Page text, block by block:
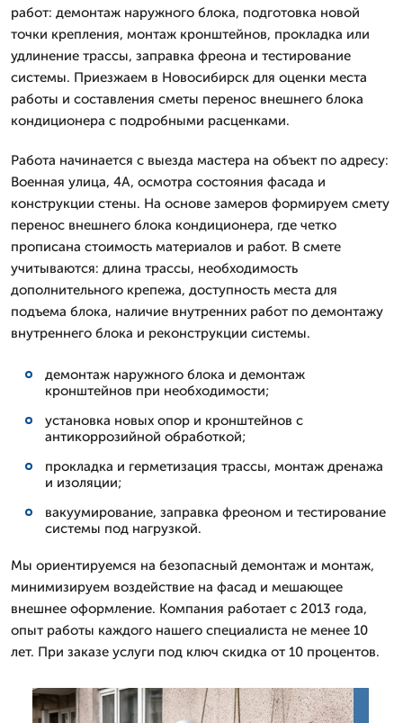
работ: демонтаж наружного блока, подготовка новой
точки крепления, монтаж кронштейнов, прокладка или
удлинение трассы, заправка фреона и тестирование
системы. Приезжаем в Новосибирск для оценки места
работы и составления сметы перенос внешнего блока
кондиционера с подробными расценками.
Работа начинается с выезда мастера на объект по адресу:
Военная улица, 4А, осмотра состояния фасада и
конструкции стены. На основе замеров формируем смету
перенос внешнего блока кондиционера, где четко
прописана стоимость материалов и работ. В смете
учитываются: длина трассы, необходимость
дополнительного крепежа, доступность места для
подъема блока, наличие внутренних работ по демонтажу
внутреннего блока и реконструкции системы.
демонтаж наружного блока и демонтаж
кронштейнов при необходимости;
установка новых опор и кронштейнов с
антикоррозийной обработкой;
прокладка и герметизация трассы, монтаж дренажа
и изоляции;
вакуумирование, заправка фреоном и тестирование
системы под нагрузкой.
Мы ориентируемся на безопасный демонтаж и монтаж,
минимизируем воздействие на фасад и мешающее
внешнее оформление. Компания работает с 2013 года,
опыт работы каждого нашего специалиста не менее 10
лет. При заказе услуги под ключ скидка от 10 процентов.